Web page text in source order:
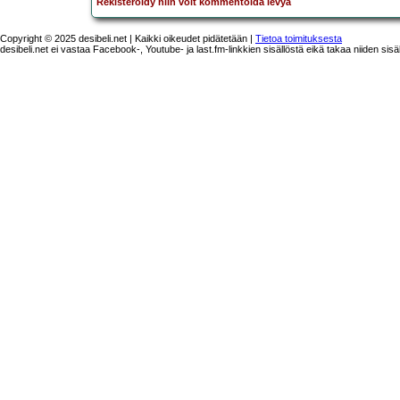
Rekisteröidy niin voit kommentoida levyä
Copyright © 2025 desibeli.net | Kaikki oikeudet pidätetään | Tietoa toimituksesta
desibeli.net ei vastaa Facebook-, Youtube- ja last.fm-linkkien sisällöstä eikä takaa niiden